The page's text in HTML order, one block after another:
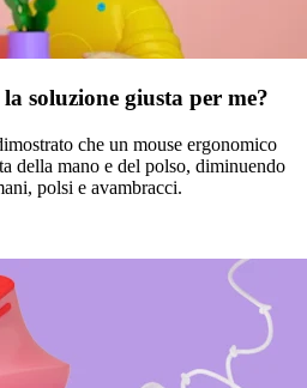
soluzione giusta per me?
che un mouse ergonomico
della mano e del polso, diminuendo
polsi e avambracci.